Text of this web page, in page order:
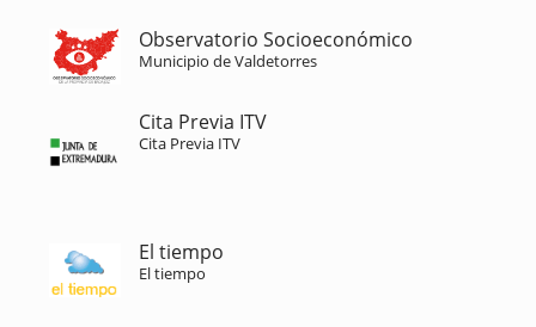
Observatorio Socioeconómico
Municipio de Valdetorres
Cita Previa ITV
Cita Previa ITV
El tiempo
El tiempo